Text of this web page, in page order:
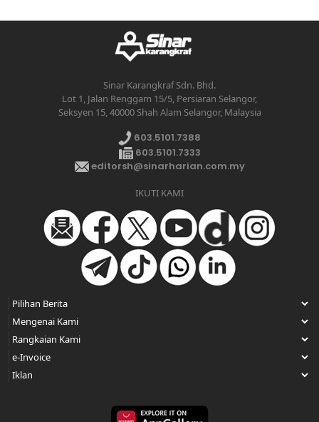
Sinar Karangkraf Sdn. Bhd.
Lot 1, Jalan Renggam 15/5, Persiaran Selangor,
Seksyen 15, 40000 Shah Alam Selangor, Malaysia
603.5101.7388
603.5101.7333
editorsh@sinarharian.com.my
IKUTI KAMI